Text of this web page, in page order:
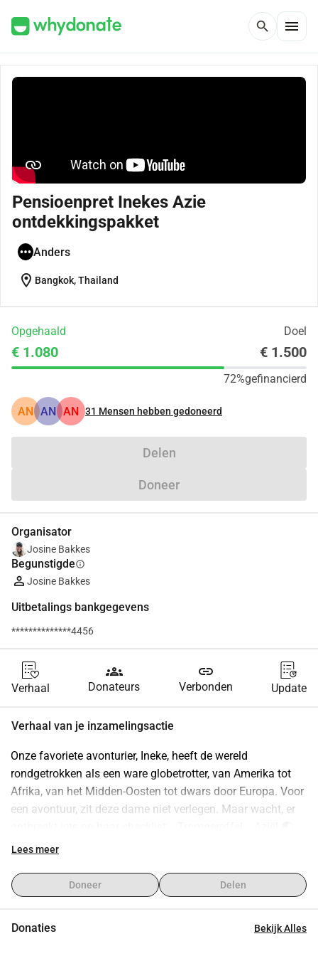
search menu
Pensioenpret Inekes Azie
ontdekkingspakket
Anders
location_on Bangkok, Thailand
Opgehaald Doel
€ 1.080 € 1.500
72%gefinancierd
AN AN AN 31 Mensen hebben gedoneerd
Delen
Doneer
Organisator
Josine Bakkes
Begunstigdeinfo
Josine Bakkes
Uitbetalings bankgegevens
**************4456
Verhaal
groups
Donateurs
link
Verbonden Update
Verhaal van je inzamelingsactie
Onze favoriete avonturier, Ineke, heeft de wereld
rondgetrokken als een ware globetrotter, van Amerika tot
Afrika, van het Midden-Oosten tot dwars door Europa. Voor
een avontuur, zit deze dame niet verlegen. Maar wacht, er
de curry's van India en de paradijselijke stranden van
Indonesië nog nooit van dichtbij gezien.
Dus hier zijn we dan, op een missie om Ineke's reislust naar
Lees meer
Doneer Delen
Donaties Bekijk Alles